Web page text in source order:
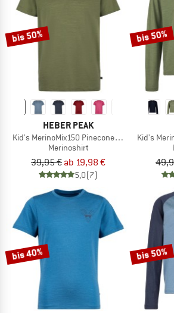
bis 50%
HEBER PEAK
Kid's MerinoMix150 PineconeHe. II T-Shirt
Merinoshirt
39,95 € ab 19,98 €
5,0(7)
bis 50%
Kid's
bis 40% bis 50%